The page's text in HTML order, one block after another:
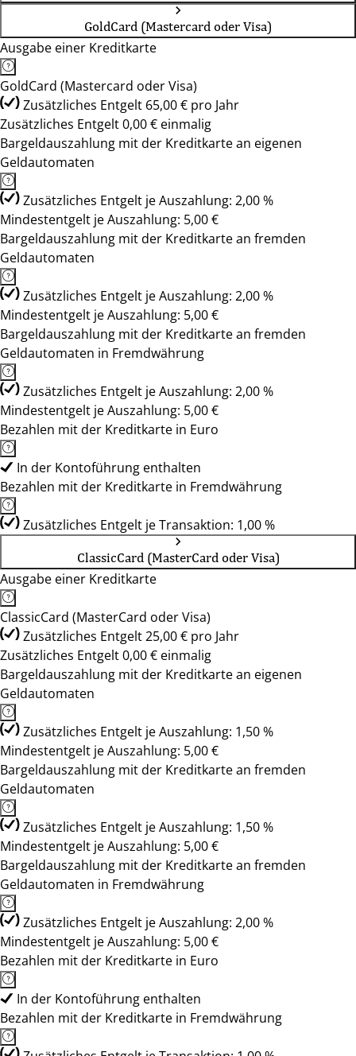
GoldCard (Mastercard oder Visa)
Ausgabe einer Kreditkarte
GoldCard (Mastercard oder Visa)
Zusätzliches Entgelt 65,00 € pro Jahr
Zusätzliches Entgelt 0,00 € einmalig
Bargeldauszahlung mit der Kreditkarte an eigenen
Geldautomaten
Zusätzliches Entgelt je Auszahlung: 2,00 %
Mindestentgelt je Auszahlung: 5,00 €
Bargeldauszahlung mit der Kreditkarte an fremden
Geldautomaten
Zusätzliches Entgelt je Auszahlung: 2,00 %
Mindestentgelt je Auszahlung: 5,00 €
Bargeldauszahlung mit der Kreditkarte an fremden
Geldautomaten in Fremdwährung
Zusätzliches Entgelt je Auszahlung: 2,00 %
Mindestentgelt je Auszahlung: 5,00 €
Bezahlen mit der Kreditkarte in Euro
In der Kontoführung enthalten
Bezahlen mit der Kreditkarte in Fremdwährung
Zusätzliches Entgelt je Transaktion: 1,00 %
ClassicCard (MasterCard oder Visa)
Ausgabe einer Kreditkarte
ClassicCard (MasterCard oder Visa)
Zusätzliches Entgelt 25,00 € pro Jahr
Zusätzliches Entgelt 0,00 € einmalig
Bargeldauszahlung mit der Kreditkarte an eigenen
Geldautomaten
Zusätzliches Entgelt je Auszahlung: 1,50 %
Mindestentgelt je Auszahlung: 5,00 €
Bargeldauszahlung mit der Kreditkarte an fremden
Geldautomaten
Zusätzliches Entgelt je Auszahlung: 1,50 %
Mindestentgelt je Auszahlung: 5,00 €
Bargeldauszahlung mit der Kreditkarte an fremden
Geldautomaten in Fremdwährung
Zusätzliches Entgelt je Auszahlung: 2,00 %
Mindestentgelt je Auszahlung: 5,00 €
Bezahlen mit der Kreditkarte in Euro
In der Kontoführung enthalten
Bezahlen mit der Kreditkarte in Fremdwährung